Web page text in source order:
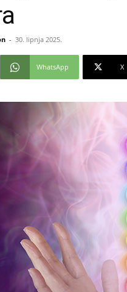
- 30. lipnja 2025.
WhatsApp X